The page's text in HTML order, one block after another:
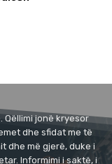
Qëllimi jonë kryesor
dhe sfidat me të
dhe më gjerë, duke i
Informimi i saktë, i